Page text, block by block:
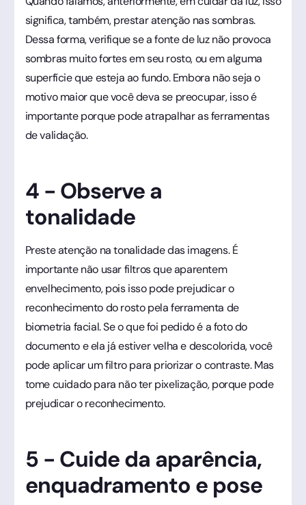
significa, também, prestar atenção nas sombras.
Dessa forma, verifique se a fonte de luz não provoca
sombras muito fortes em seu rosto, ou em alguma
superfície que esteja ao fundo. Embora não seja o
motivo maior que você deva se preocupar, isso é
importante porque pode atrapalhar as ferramentas
de validação.
4 - Observe a
tonalidade
Preste atenção na tonalidade das imagens. É
importante não usar filtros que aparentem
envelhecimento, pois isso pode prejudicar o
reconhecimento do rosto pela ferramenta de
biometria facial. Se o que foi pedido é a foto do
documento e ela já estiver velha e descolorida, você
pode aplicar um filtro para priorizar o contraste. Mas
tome cuidado para não ter pixelização, porque pode
prejudicar o reconhecimento.
5 - Cuide da aparência,
enquadramento e pose